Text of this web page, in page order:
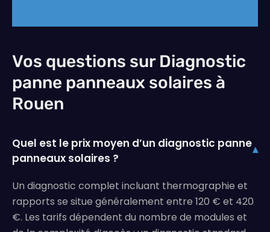
Vos questions sur Diagnostic
panne panneaux solaires à
Rouen
Quel est le prix moyen d’un diagnostic panne
panneaux solaires ?
▾
Un diagnostic complet incluant thermographie et
rapports se situe généralement entre 120 € et 420
€. Les tarifs dépendent du nombre de modules et